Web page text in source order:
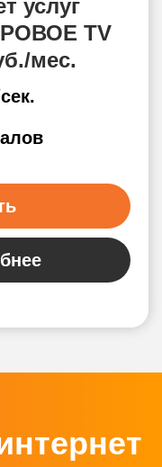
услуг
TV
мес.